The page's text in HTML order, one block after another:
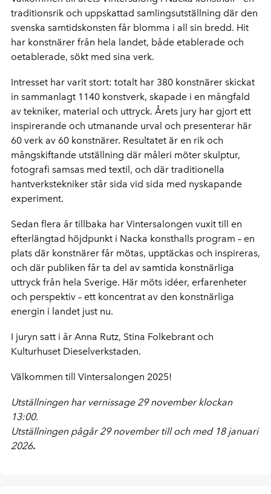
traditionsrik och uppskattad samlingsutställning där den
svenska samtidskonsten får blomma i all sin bredd. Hit
har konstnärer från hela landet, både etablerade och
oetablerade, sökt med sina verk.
Intresset har varit stort: totalt har 380 konstnärer skickat
in sammanlagt 1140 konstverk, skapade i en mångfald
av tekniker, material och uttryck. Årets jury har gjort ett
inspirerande och utmanande urval och presenterar här
60 verk av 60 konstnärer. Resultatet är en rik och
mångskiftande utställning där måleri möter skulptur,
fotografi samsas med textil, och där traditionella
hantverkstekniker står sida vid sida med nyskapande
experiment.
Sedan flera år tillbaka har Vintersalongen vuxit till en
efterlängtad höjdpunkt i Nacka konsthalls program – en
plats där konstnärer får mötas, upptäckas och inspireras,
och där publiken får ta del av samtida konstnärliga
uttryck från hela Sverige. Här möts idéer, erfarenheter
och perspektiv – ett koncentrat av den konstnärliga
energin i landet just nu.
I juryn satt i år Anna Rutz, Stina Folkebrant och
Kulturhuset Dieselverkstaden.
Välkommen till Vintersalongen 2025!
Utställningen har vernissage 29 november klockan
13:00.
Utställningen pågår 29 november till och med 18 januari
2026.